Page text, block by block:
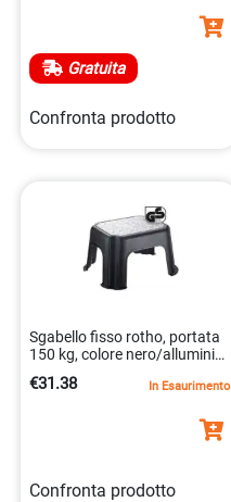
Gratuita
Confronta prodotto
Sgabello fisso rotho, portata
150 kg, colore nero/alluminio,
€31.38 In Esaurimento
Confronta prodotto